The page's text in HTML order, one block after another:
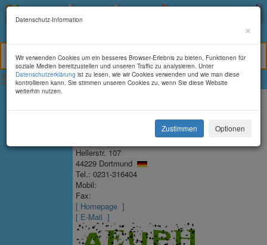
Bitte betrachten Sie unsere Seite
im Querformat
Diesen Hinweis ausblenden
Toggle main menu visibility
Hellerstr. 107
44229 Dortmund
Tel.: 0231-316404
Mobil:
Fax:
[ Homepage ]
[ E-Mail ]
Datenschutz-Information ×
Wir verwenden Cookies um ein besseres Browser-Erlebnis zu bieten, Funktionen für
soziale Medien bereitzustellen und unseren Traffic zu analysieren. Unter
Datenschutzerklärung ist zu lesen, wie wir Cookies verwenden und wie man diese
kontrollieren kann. Sie stimmen unseren Cookies zu, wenn Sie diese Website
weiterhin nutzen.
Zustimmen Optionen